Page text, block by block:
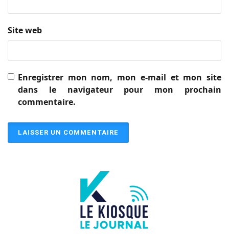
Site web
Enregistrer mon nom, mon e-mail et mon site
dans le navigateur pour mon prochain
commentaire.